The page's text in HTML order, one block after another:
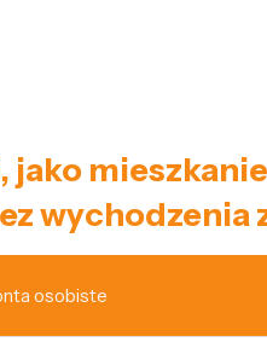
wychodzenia
osobiste